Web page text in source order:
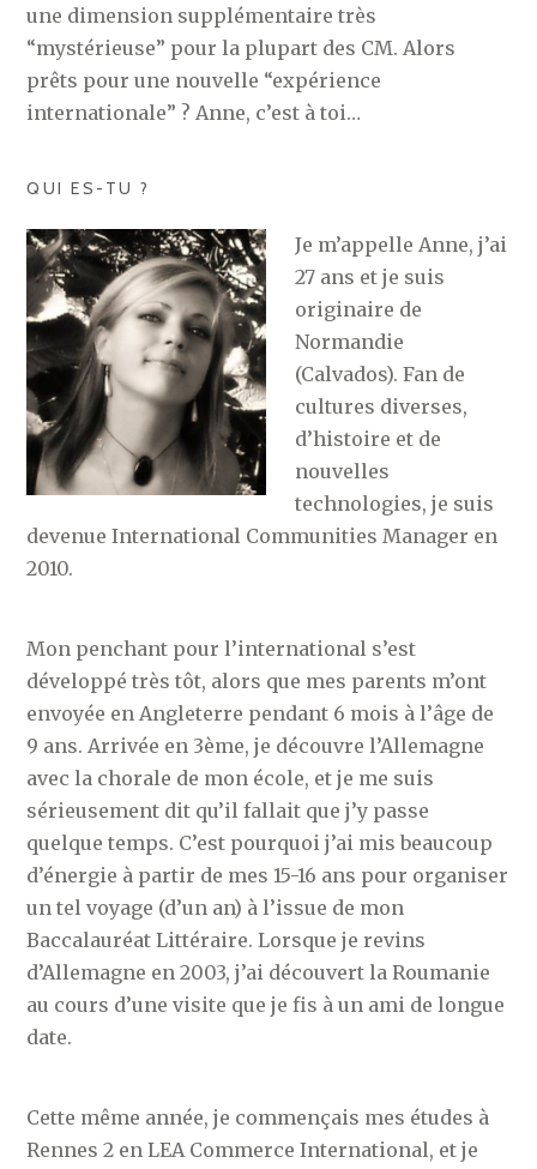
une dimension supplémentaire très
“mystérieuse” pour la plupart des CM. Alors
prêts pour une nouvelle “expérience
internationale” ? Anne, c’est à toi…
QUI ES-TU ?
Je m’appelle Anne, j’ai
27 ans et je suis
originaire de
Normandie
(Calvados). Fan de
cultures diverses,
d’histoire et de
nouvelles
technologies, je suis
devenue International Communities Manager en
2010.
Mon penchant pour l’international s’est
développé très tôt, alors que mes parents m’ont
envoyée en Angleterre pendant 6 mois à l’âge de
9 ans. Arrivée en 3ème, je découvre l’Allemagne
avec la chorale de mon école, et je me suis
sérieusement dit qu’il fallait que j’y passe
quelque temps. C’est pourquoi j’ai mis beaucoup
d’énergie à partir de mes 15-16 ans pour organiser
un tel voyage (d’un an) à l’issue de mon
Baccalauréat Littéraire. Lorsque je revins
d’Allemagne en 2003, j’ai découvert la Roumanie
au cours d’une visite que je fis à un ami de longue
date.
Cette même année, je commençais mes études à
Rennes 2 en LEA Commerce International, et je